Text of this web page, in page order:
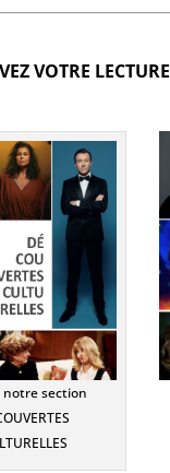
VOTRE LECTURE
notre section